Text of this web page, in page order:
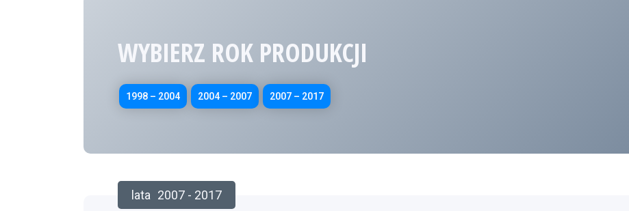
WYBIERZ ROK PRODUKCJI
1998 – 2004 2004 – 2007 2007 – 2017
lata 2007 - 2017